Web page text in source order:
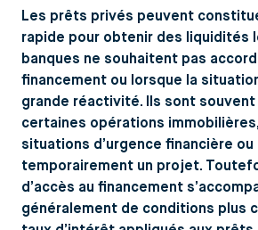
Les prêts privés peuvent
rapide pour obtenir des liquidités
banques ne souhaitent pas
financement ou lorsque la
grande réactivité. Ils sont
certaines opérations
situations d’urgence financière
temporairement un projet.
d’accès au financement
généralement de conditions plus